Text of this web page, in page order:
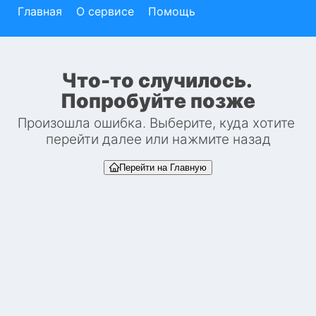
Главная О сервисе Помощь
Что-то случилось.
Попробуйте позже
Произошла ошибка. Выберите, куда хотите
перейти далее или нажмите назад
Перейти на Главную